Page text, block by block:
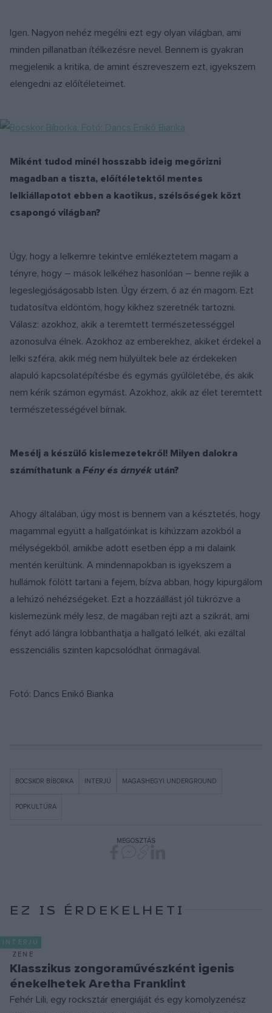
Igen. Nagyon nehéz megélni ezt egy olyan világban, ami
minden pillanatban ítélkezésre nevel. Bennem is gyakran
megjelenik a kritika, de amint észreveszem ezt, igyekszem
elengedni az előítéleteimet.
Miként tudod minél hosszabb ideig megőrizni
magadban a tiszta, előítéletektől mentes
lelkiállapotot ebben a kaotikus, szélsőségek közt
csapongó világban?
Úgy, hogy a lelkemre tekintve emlékeztetem magam a
tényre, hogy – mások lelkéhez hasonlóan – benne rejlik a
legeslegjóságosabb Isten. Úgy érzem, ő az én magom. Ezt
tudatosítva eldöntöm, hogy kikhez szeretnék tartozni.
Válasz: azokhoz, akik a teremtett természetességgel
azonosulva élnek. Azokhoz az emberekhez, akiket érdekel a
lelki szféra, akik még nem hülyültek bele az érdekeken
alapuló kapcsolatépítésbe és egymás gyűlöletébe, és akik
nem kérik számon egymást. Azokhoz, akik az élet teremtett
természetességével bírnak.
Mesélj a készülő kislemezetekről! Milyen dalokra
számíthatunk a Fény és árnyék után?
Ahogy általában, úgy most is bennem van a késztetés, hogy
magammal együtt a hallgatóinkat is kihúzzam azokból a
mélységekből, amikbe adott esetben épp a mi dalaink
mentén kerültünk. A mindennapokban is igyekszem a
hullámok fölött tartani a fejem, bízva abban, hogy kipurgálom
a lehúzó nehézségeket. Ezt a hozzáállást jól tükrözve a
kislemezünk mély lesz, de magában rejti azt a szikrát, ami
fényt adó lángra lobbanthatja a hallgató lelkét, aki ezáltal
esszenciális szinten kapcsolódhat önmagával.
Fotó: Dancs Enikő Bianka
BOCSKOR BÍBORKA INTERJÚ MAGASHEGYI UNDERGROUND
POPKULTÚRA
MEGOSZTÁS
EZ IS ÉRDEKELHETI
INTERJÚ
ZENE
Klasszikus zongoraművészként igenis
énekelhetek Aretha Franklint
Fehér Lili, egy rocksztár energiáját és egy komolyzenész